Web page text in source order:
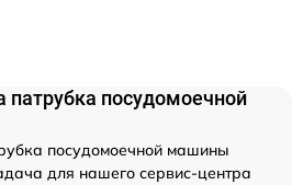
патрубка посудомоечной
посудомоечной машины
для нашего сервис-центра